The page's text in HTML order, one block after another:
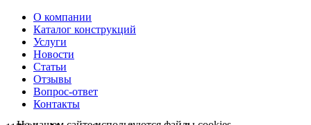
О компании
Каталог конструкций
Услуги
Новости
Статьи
Отзывы
Вопрос-ответ
Контакты